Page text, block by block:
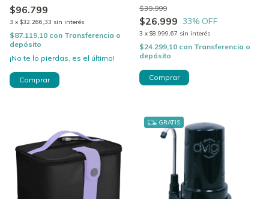
$96.799
3 x $32.266,33 sin interés
$87.119,10 con Transferencia o
depósito
¡No te lo pierdas, es el último!
$26.999
$39.999
33% OFF
3 x $8.999,67 sin interés
$24.299,10 con Transferencia o
depósito
Comprar
GRATIS